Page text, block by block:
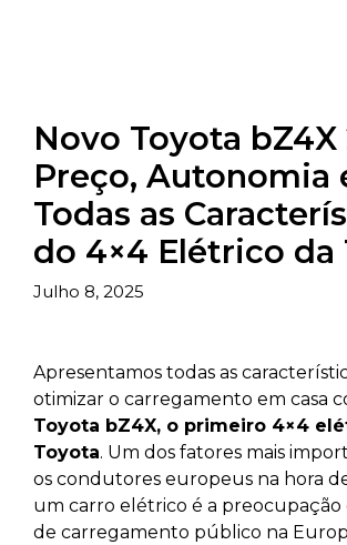
Novo Toyota bZ4X
Preço, Autonomia
Todas as
do 4×4 Elétrico da
Julho 8, 2025
Apresentamos todas as
otimizar o carregamento em casa
Toyota bZ4X, o primeiro 4×4
Toyota. Um dos fatores mais
os condutores europeus na hora
um carro elétrico é a preocupação
de carregamento público na